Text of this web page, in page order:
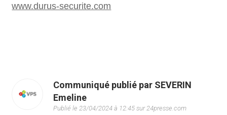
www.durus-securite.com
Communiqué publié par SEVERIN
Emeline
Publié le 23/04/2024 à 12:45 sur 24presse.com